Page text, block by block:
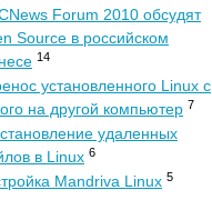
Forum 2010 обсудят
Source в российском
14
установленного Linux с
на другой компьютер 7
удаленных
в Linux 6
Mandriva Linux 5